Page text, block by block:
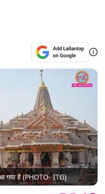
आ गया है (PHOTO- ITG)